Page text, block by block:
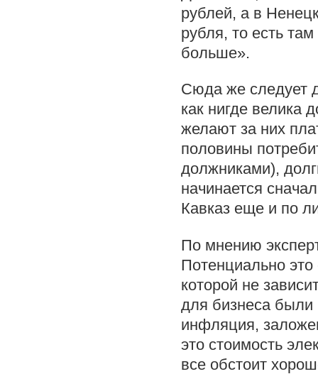
рублей, а в
рубля, то есть
больше».
Сюда же следует
как нигде велика
желают за них
половины
должниками),
начинается
Кавказ еще и по
По мнению
Потенциально
которой не
для бизнеса были
инфляция,
это стоимость
все обстоит